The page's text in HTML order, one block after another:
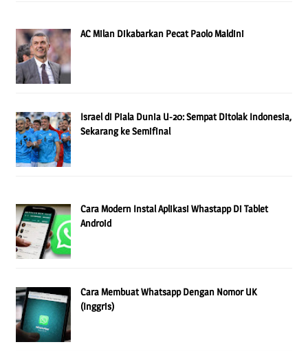
AC Milan Dikabarkan Pecat Paolo Maldini
Israel di Piala Dunia U-20: Sempat Ditolak Indonesia,
Sekarang ke Semifinal
Cara Modern Instal Aplikasi Whastapp Di Tablet
Android
Cara Membuat Whatsapp Dengan Nomor UK
(Inggris)